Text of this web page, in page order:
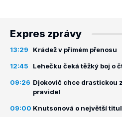
Expres zprávy
13:29 Krádež v přímém přenosu
12:45 Lehečku čeká těžký boj o
09:26 Djokovič chce drastickou
pravidel
09:00 Knutsonová o největší